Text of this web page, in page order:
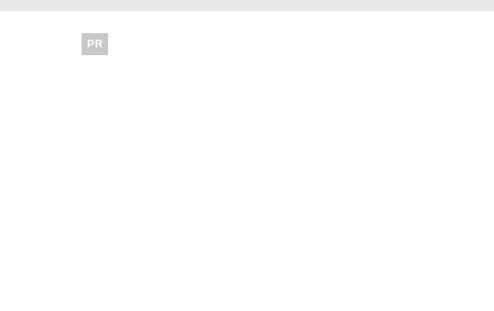
PR